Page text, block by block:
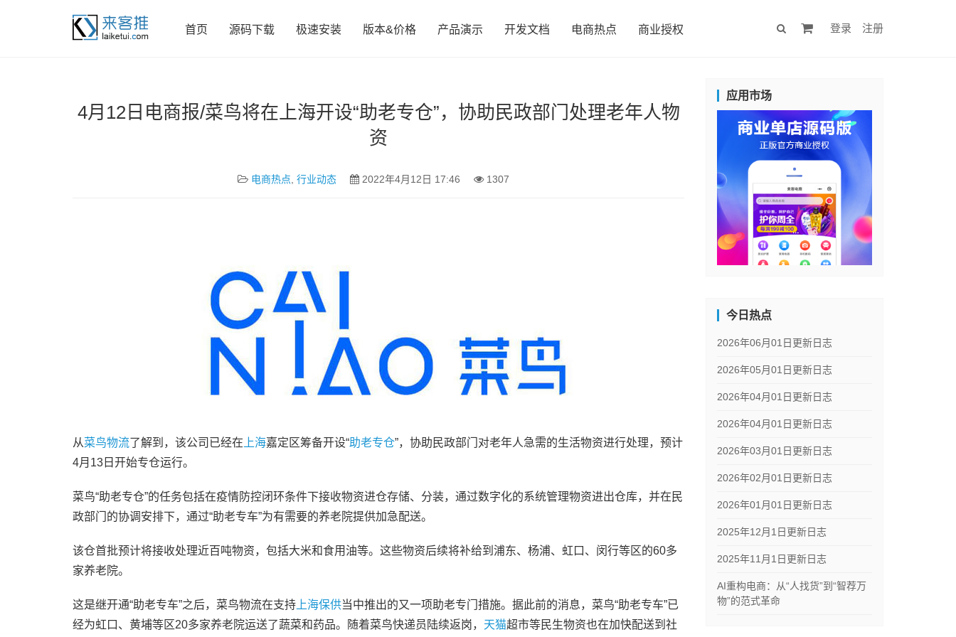
首页 源码下载 极速安装 版本&价格 产品演示 开发文档 电商热点 商业授权 登录 注册
4月12日电商报/菜鸟将在上海开设“助老专仓”，协助民政部门处理老年人物
资
电商热点 行业动态 2022年4月12日 17:46 1307
从菜鸟物流了解到，该公司已经在 上海嘉定区筹备开设“助老专仓”，协助民政部门对老年人急需的生活物资进行处理，预计
4月13日开始专仓运行。
菜鸟“助老专仓”的任务包括在疫情防控闭环条件下接收物资进仓存储、分装，通过数字化的系统管理物资进出仓库，并在民
政部门的协调安排下，通过“助老专车”为有需要的养老院提供加急配送。
该仓首批预计将接收处理近百吨物资，包括大米和食用油等。这些物资后续将补给到浦东、杨浦、虹口、闵行等区的60多
家养老院。
这是继开通“助老专车”之后，菜鸟物流在支持 上海保供当中推出的又一项助老专门措施。据此前的消息，菜鸟“助老专车”已
经为虹口、黄埔等区20多家养老院运送了蔬菜和药品。随着菜鸟快递员陆续返岗， 天猫超市等民生物资也在加快配送到社
应用市场
今日热点
2026年06月01日更新日志
2026年05月01日更新日志
2026年04月01日更新日志
2026年04月01日更新日志
2026年03月01日更新日志
2026年02月01日更新日志
2026年01月01日更新日志
2025年12月1日更新日志
2025年11月1日更新日志
AI重构电商：从“人找货”到“智荐万
物”的范式革命